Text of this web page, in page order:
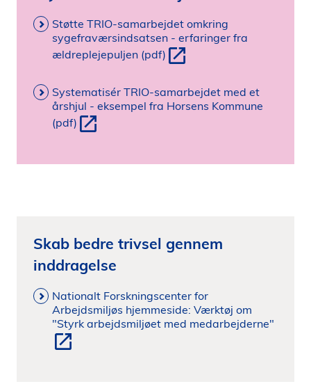
Støtte TRIO-samarbejdet omkring
sygefraværsindsatsen - erfaringer fra
ældreplejepuljen (pdf)
Systematisér TRIO-samarbejdet med et
årshjul - eksempel fra Horsens Kommune
(pdf)
Skab bedre trivsel gennem
inddragelse
Nationalt Forskningscenter for
Arbejdsmiljøs hjemmeside: Værktøj om
"Styrk arbejdsmiljøet med medarbejderne"